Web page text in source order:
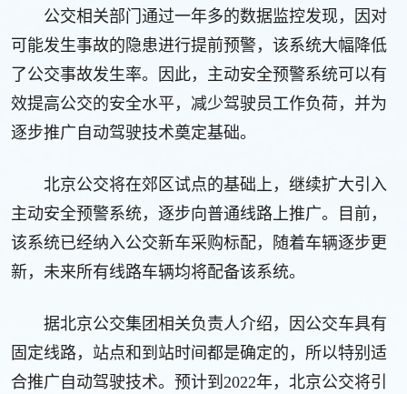
公交相关部门通过一年多的数据监控发现，因对
可能发生事故的隐患进行提前预警，该系统大幅降低
了公交事故发生率。因此，主动安全预警系统可以有
效提高公交的安全水平，减少驾驶员工作负荷，并为
逐步推广自动驾驶技术奠定基础。
北京公交将在郊区试点的基础上，继续扩大引入
主动安全预警系统，逐步向普通线路上推广。目前，
该系统已经纳入公交新车采购标配，随着车辆逐步更
新，未来所有线路车辆均将配备该系统。
据北京公交集团相关负责人介绍，因公交车具有
固定线路，站点和到站时间都是确定的，所以特别适
合推广自动驾驶技术。预计到2022年，北京公交将引